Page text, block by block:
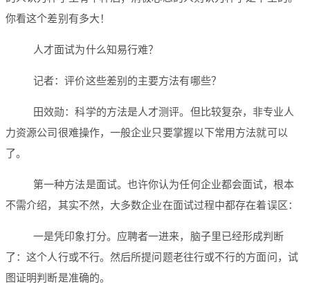
你看这个差别有多大！
人才面试为什么知易行难？
记者：评价这些差别的主要方法有哪些？
田效勋：科学的方法是人才测评。但比较复杂，非专业人
力资源公司很难操作，一般企业只要掌握以下常用方法就可以
了。
第一种方法是面试。也许你认为任何企业都会面试，根本
不需介绍，其实不然，大多数企业在面试过程中都存在着误区：
一是凭印象打分。应聘者一进来，脑子里已经形成判断
了：这个人行或不行。然后所提问题老往行或不行的方面问，试
图证明判断是准确的。